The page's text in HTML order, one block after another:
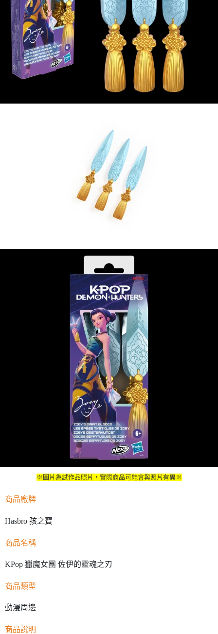
※圖片為試作品照片，實際商品可能會與照片有異※
商品廠牌
Hasbro 孩之寶
商品名稱
KPop 獵魔女團 佐伊的靈魂之刃
商品類型
動漫周邊
商品說明